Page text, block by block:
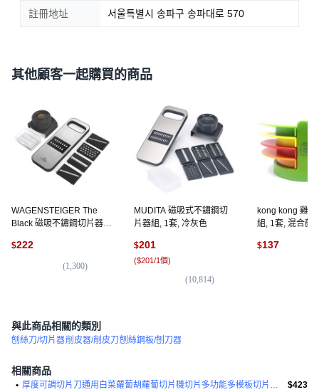
註冊地址 서울특별시 송파구 송파대로 570
其他顧客一起購買的商品
WAGENSTEIGER The
Black 磁吸不鏽鋼切片器
$222
(1,300)
MUDITA 磁吸式不鏽鋼切
片器組, 1套, 冷灰色
$201
($201/1個)
(10,814)
kong kong 雞蛋
組, 1套, 混合顏
$137
與此商品相關的類別
刨絲刀/切片器削皮器/削皮刀刨絲鋼板/刨刀器
相關商品
• 厚度可調切片刀通用白菜蘿蔔胡蘿蔔切片機切片多功能多模板切片刀套組
$423